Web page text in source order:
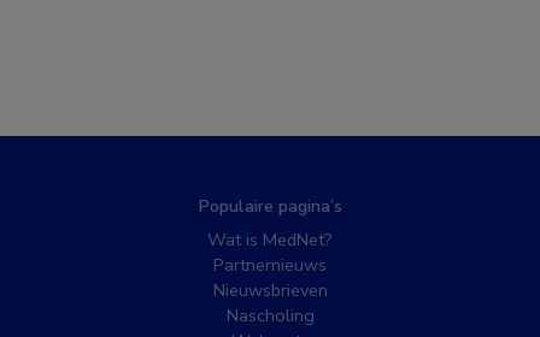
Populaire pagina’s
Wat is MedNet?
Partnernieuws
Nieuwsbrieven
Nascholing